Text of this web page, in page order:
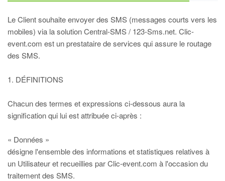
Le Client souhaite envoyer des SMS (messages courts vers les
mobiles) via la solution Central-SMS / 123-Sms.net. Clic-
event.com est un prestataire de services qui assure le routage
des SMS.
1. DÉFINITIONS
Chacun des termes et expressions ci-dessous aura la
signification qui lui est attribuée ci-après :
« Données »
désigne l'ensemble des informations et statistiques relatives à
un Utilisateur et recueillies par Clic-event.com à l'occasion du
traitement des SMS.